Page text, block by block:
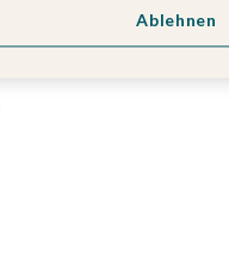
Ablehnen